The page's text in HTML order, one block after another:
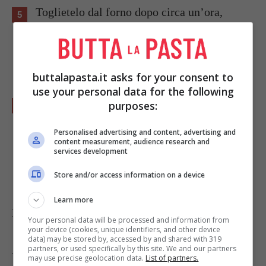
Toglietelo dal forno dopo circa un’ora,
raffreddare bene prima di sformare
Potete decorarlospolverizzandolo di
collo, e servirlo tra uova di zucchero
Foto di
Tag: Ricette dal mondo
buttalapasta.it asks for your consent to
use your personal data for the following
purposes:
Personalised advertising and content, advertising and
content measurement, audience research and
services development
Store and/or access information on a device
Learn more
Your personal data will be processed and information from
your device (cookies, unique identifiers, and other device
data) may be stored by, accessed by and shared with 319
partners, or used specifically by this site. We and our partners
may use precise geolocation data. List of partners.